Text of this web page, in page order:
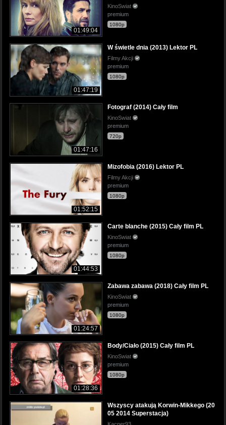
01:49:04
KinoSwiat
premium
1080p
01:47:19
W świetle dnia (2013) Lektor PL
Filmy Akcji
premium
1080p
01:47:16
Fotograf (2014) Cały film
KinoSwiat
premium
720p
01:52:15
Mizofobia (2016) Lektor PL
Filmy Akcji
premium
1080p
01:44:53
Carte blanche (2015) Cały film PL
KinoSwiat
premium
1080p
01:24:57
Zabawa zabawa (2018) Cały film PL
KinoSwiat
premium
1080p
01:28:36
Body/Ciało (2015) Cały film PL
KinoSwiat
premium
1080p
Wszyscy atakują Korwin-Mikkego (20
05 2014 Superstacja)